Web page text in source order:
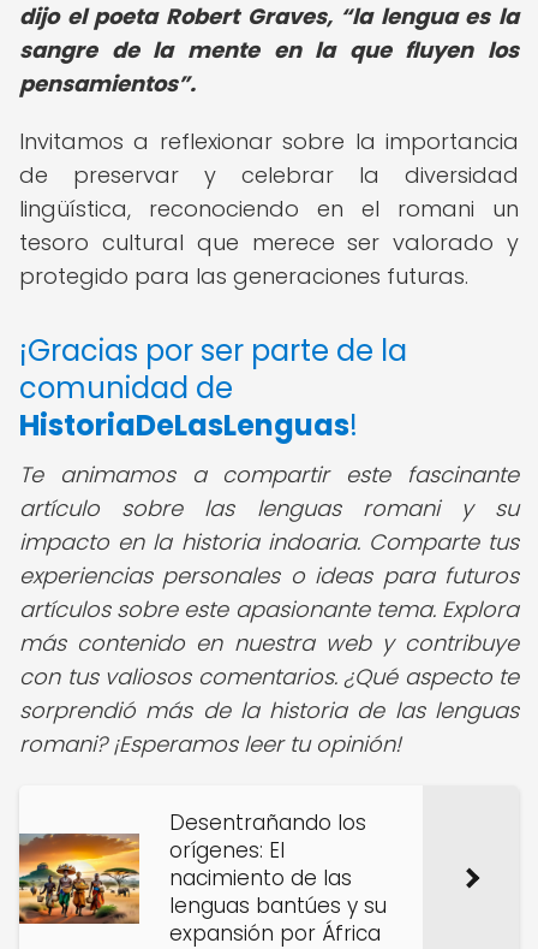
dijo el poeta Robert Graves,
la lengua es la
sangre de la mente en la que fluyen los
pensamientos .
Invitamos a reflexionar sobre la importancia
de preservar y celebrar la diversidad
lingüística, reconociendo en el romani un
tesoro cultural que merece ser valorado y
protegido para las generaciones futuras.
¡Gracias por ser parte de la
comunidad de
HistoriaDeLasLenguas!
Te animamos a compartir este fascinante
artículo sobre las lenguas romani y su
impacto en la historia indoaria. Comparte tus
experiencias personales o ideas para futuros
artículos sobre este apasionante tema. Explora
más contenido en nuestra web y contribuye
con tus valiosos comentarios. ¿Qué aspecto te
sorprendió más de la historia de las lenguas
romani? ¡Esperamos leer tu opinión!
Desentrañando los
orígenes: El
nacimiento de las
lenguas bantúes y su
expansión por África